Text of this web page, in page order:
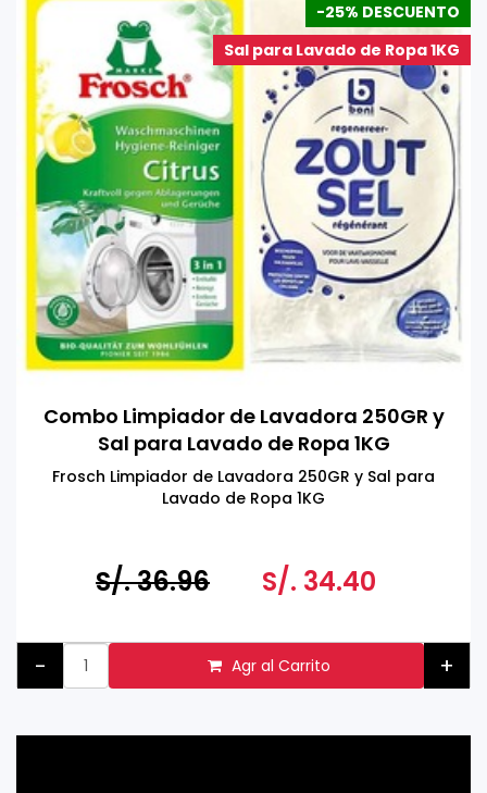
-25% DESCUENTO
Sal para Lavado de Ropa 1KG
Combo Limpiador de Lavadora 250GR y
Sal para Lavado de Ropa 1KG
Frosch Limpiador de Lavadora 250GR y Sal para
Lavado de Ropa 1KG
S/. 36.96 S/. 34.40
- Agr al Carrito +